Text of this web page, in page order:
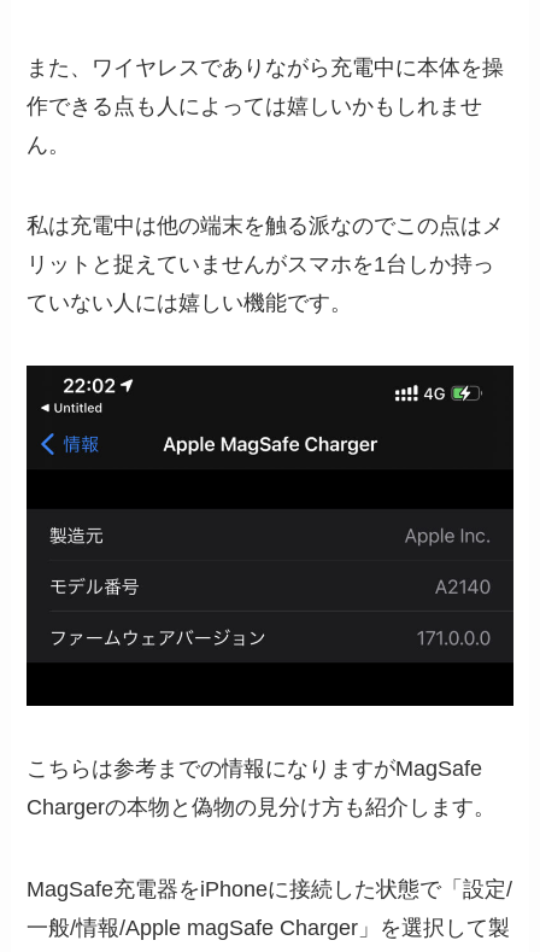
また、ワイヤレスでありながら充電中に本体を操
作できる点も人によっては嬉しいかもしれませ
ん。
私は充電中は他の端末を触る派なのでこの点はメ
リットと捉えていませんがスマホを1台しか持っ
ていない人には嬉しい機能です。
こちらは参考までの情報になりますがMagSafe
Chargerの本物と偽物の見分け方も紹介します。
MagSafe充電器をiPhoneに接続した状態で「設定/
一般/情報/Apple magSafe Charger」を選択して製